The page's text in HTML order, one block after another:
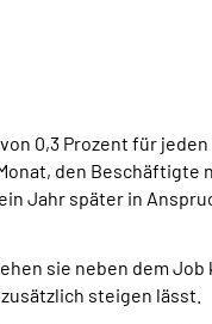
0,3 Prozent für
den Beschäftigte
Jahr später in
sie neben dem Job
steigen lässt.